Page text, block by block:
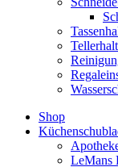
Shop
LeMans